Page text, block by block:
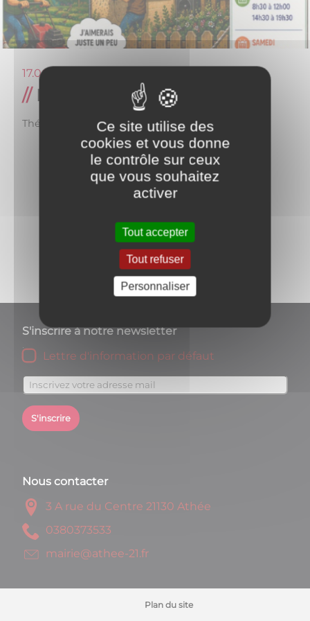
17.06.2026
Nuisances sonores
Thématique Mairie
S'inscrire à notre newsletter
Lettre d'information par défaut
S'inscrire
Nous contacter
3 A rue du Centre 21130 Athée
3353730830
rf.12-eehta@eiriam
Plan du site
Ce site utilise des
cookies et vous donne
le contrôle sur ceux
que vous souhaitez
activer
Tout accepter
Tout refuser
Personnaliser